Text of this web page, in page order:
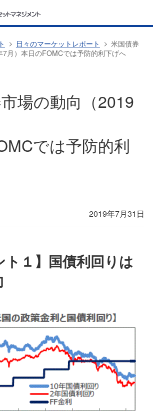
日々のマーケットレポート
米国債券
月）本日のFOMCでは予防的利下げへ
場の動向（2019
では予防的利
2019年7月31日
ト１】国債利回りは